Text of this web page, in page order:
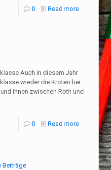
0 Read more
Auch in diesem Jahr
wieder die Kröten bei
ihnen zwischen Roth und
0 Read more
Beiträge